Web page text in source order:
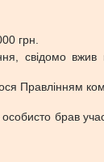
грн.
свідомо вжив
Правлінням
брав